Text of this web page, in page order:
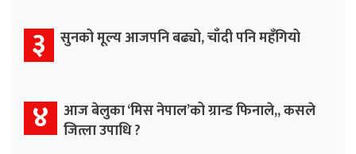
३ सुनको मूल्य आजपनि बढ्यो, चाँदी पनि महँगियो
४ आज बेलुका ‘मिस नेपाल’को ग्रान्ड फिनाले,, कसले
जित्ला उपाधि ?